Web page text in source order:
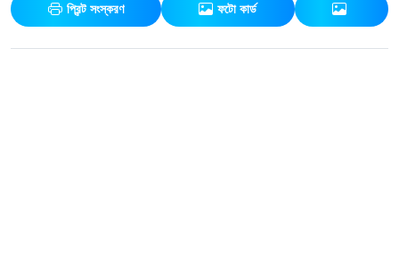
প্রিন্ট সংস্করণ ফটো কার্ড